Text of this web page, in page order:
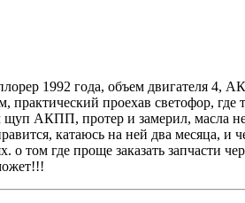
1992 года, объем двигателя 4,
проехав светофор,
АКПП, протер и замерил, масла
катаюсь на ней два месяца, и
том где проще заказать запчасти